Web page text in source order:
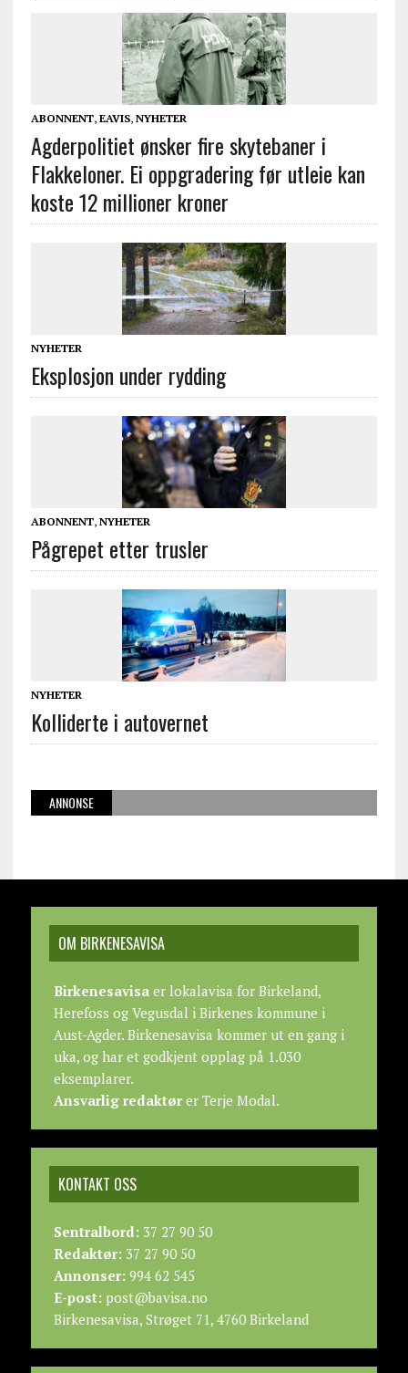
ABONNENT, EAVIS, NYHETER
Agderpolitiet ønsker fire skytebaner i
Flakkeloner. Ei oppgradering før utleie kan
koste 12 millioner kroner
NYHETER
Eksplosjon under rydding
ABONNENT, NYHETER
Pågrepet etter trusler
NYHETER
Kolliderte i autovernet
ANNONSE
OM BIRKENESAVISA
Birkenesavisaer lokalavisa for Birkeland,
Herefoss og Vegusdal i Birkenes kommune i
Aust-Agder. Birkenesavisa kommer ut en gang i
uka, og har et godkjent opplag på 1.030
eksemplarer.
Ansvarlig redaktører Terje Modal.
KONTAKT OSS
Sentralbord:37 27 90 50
Redaktør:37 27 90 50
Annonser:994 62 545
E-post:post@bavisa.no
Birkenesavisa, Strøget 71, 4760 Birkeland